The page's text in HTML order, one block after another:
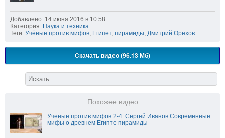
Добавлено: 14 июня 2016 в 10:58
Категория: Наука и техника
Теги: Учёные против мифов, Египет, пирамиды, Дмитрий Орехов
Скачать видео (96.13 Мб)
Похожее видео
Ученые против мифов 2-4. Сергей Иванов Современные
мифы о древнем Египте пирамиды